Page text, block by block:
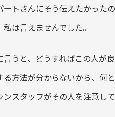
ートさんにそう伝えたかったの
私は言えませんでした。
言うと、どうすればこの人が
る方法が分からないから、何
ンスタッフがその人を注意し